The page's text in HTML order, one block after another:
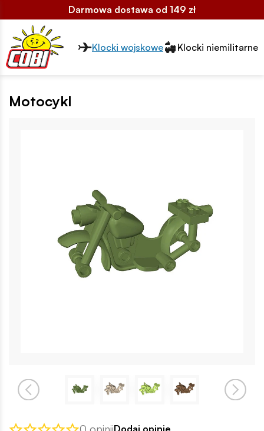
Darmowa dostawa od 149 zł
Przełącznik segmentów2
Klocki wojskowe Klocki niemilitarne
Motocykl